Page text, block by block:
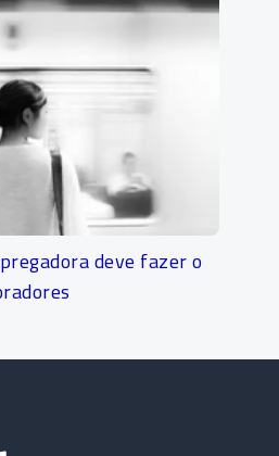
deve fazer o